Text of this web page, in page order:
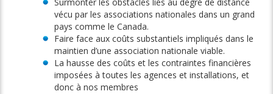
vécu par les associations nationales dans un grand
pays comme le Canada.
Faire face aux coûts substantiels impliqués dans le
maintien d’une association nationale viable.
La hausse des coûts et les contraintes financières
imposées à toutes les agences et installations, et
donc à nos membres